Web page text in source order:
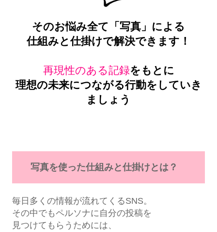
そのお悩み全て「写真」による
仕組みと仕掛けで解決できます！
再現性のある記録をもとに
理想の未来につながる行動をしていき
ましょう
写真を使った仕組みと仕掛けとは？
毎日多くの情報が流れてくるSNS。
その中でもペルソナに自分の投稿を
見つけてもらうためには、